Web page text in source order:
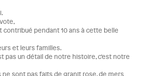
contribué pendant 10 ans à cette belle
et leurs familles.
pas un détail de notre histoire, c’est notre
ne sont pas faits de granit rose, de mers